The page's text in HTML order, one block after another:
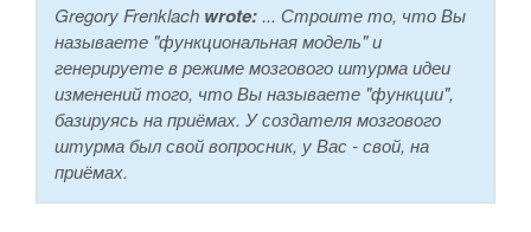
Gregory Frenklach wrote: ... Строите то, что Вы
называете "функциональная модель" и
генерируете в режиме мозгового штурма идеи
изменений того, что Вы называете "функции",
базируясь на приёмах. У создателя мозгового
штурма был свой вопросник, у Вас - свой, на
приёмах.